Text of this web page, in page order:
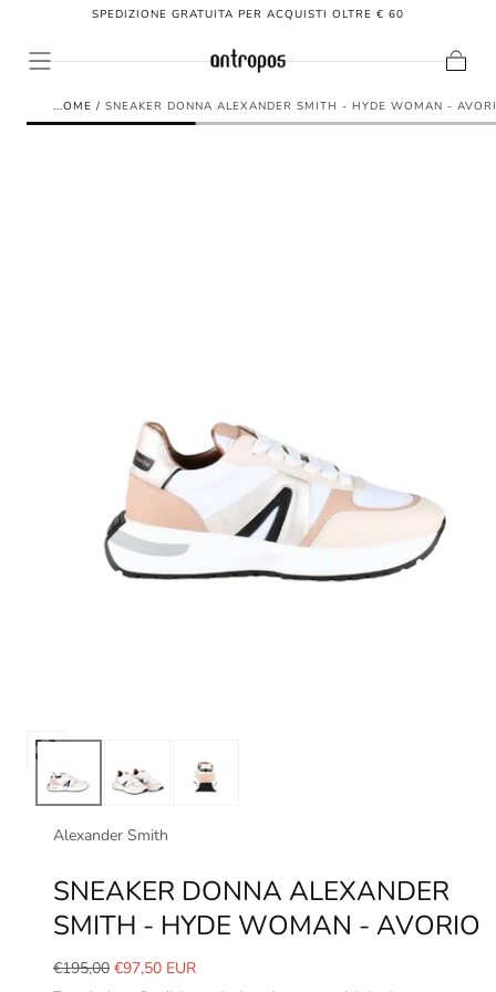
SPEDIZIONE GRATUITA PER ACQUISTI OLTRE € 60
media
0
in
HOME / SNEAKER DONNA ALEXANDER SMITH - HYDE WOMAN -
Alexander Smith
SNEAKER DONNA ALEXANDER
SMITH - HYDE WOMAN - AVORIO
Prezzo
€195,00 Prezzo
€97,50 EUR